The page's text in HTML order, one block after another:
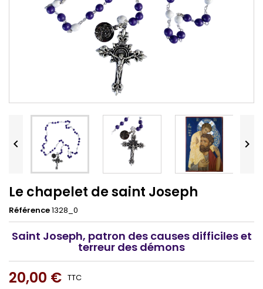
 
Le chapelet de saint Joseph
Référence1328_0
Saint Joseph, patron des causes difficiles et
terreur des démons
20,00 € TTC